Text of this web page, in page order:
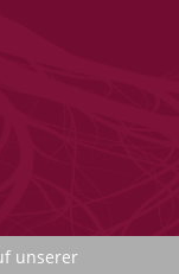
unserer